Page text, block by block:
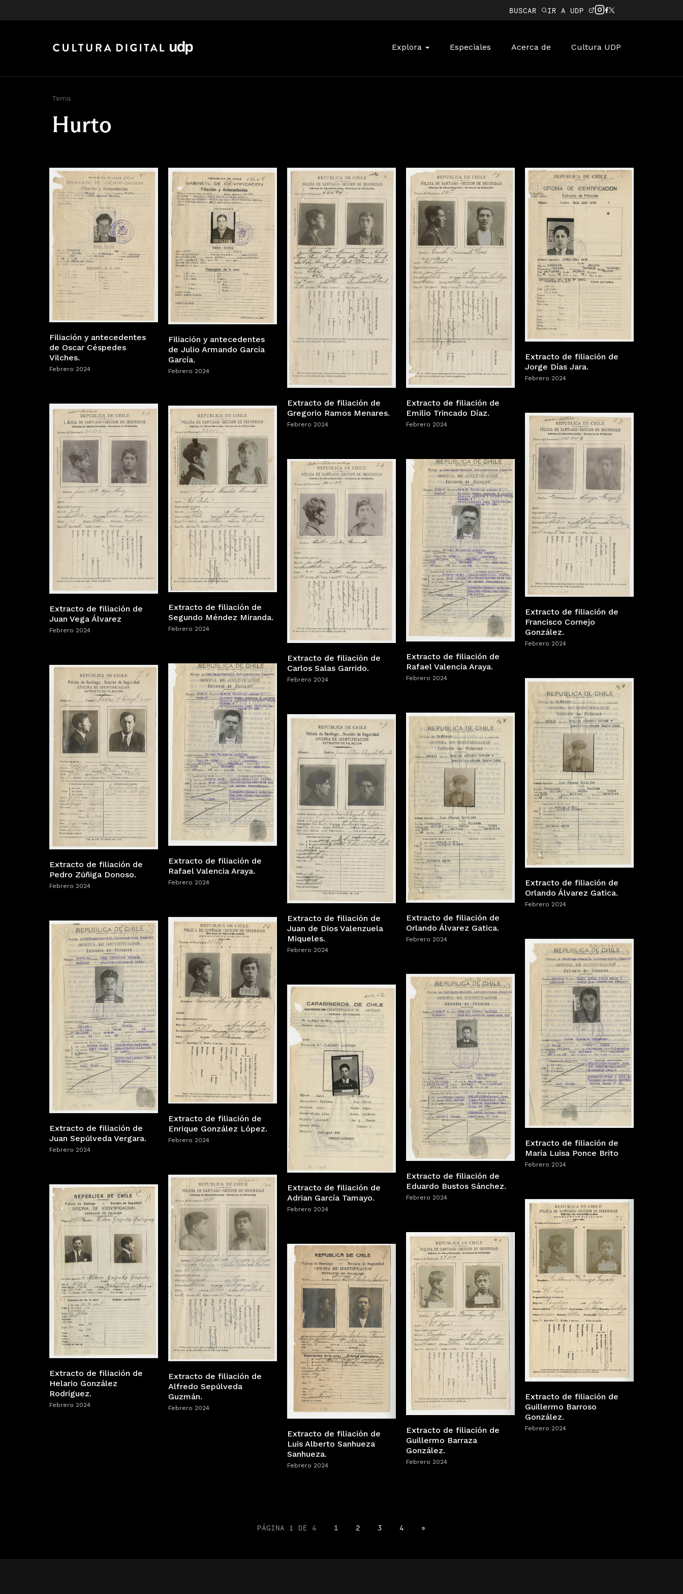
BUSCAR IR A UDP
Explora Especiales Acerca de Cultura UDP
Tema
Hurto
Filiación y antecedentes
de Oscar Céspedes
Vilches.
Febrero 2024
Filiación y antecedentes
de Julio Armando García
García.
Febrero 2024
Extracto de filiación de
Gregorio Ramos Menares.
Febrero 2024
Extracto de filiación de
Emilio Trincado Díaz.
Febrero 2024
Extracto de filiación de
Jorge Días Jara.
Febrero 2024
Extracto de filiación de
Juan Vega Álvarez
Febrero 2024
Extracto de filiación de
Segundo Méndez Miranda.
Febrero 2024
Extracto de filiación de
Francisco Cornejo
González.
Febrero 2024
Extracto de filiación de
Carlos Salas Garrido.
Febrero 2024
Extracto de filiación de
Rafael Valencia Araya.
Febrero 2024
Extracto de filiación de
Rafael Valencia Araya.
Febrero 2024
Extracto de filiación de
Pedro Zúñiga Donoso.
Febrero 2024
Extracto de filiación de
Orlando Álvarez Gatica.
Febrero 2024
Extracto de filiación de
Orlando Álvarez Gatica.
Febrero 2024
Extracto de filiación de
Juan de Dios Valenzuela
Miqueles.
Febrero 2024
Extracto de filiación de
Enrique González López.
Febrero 2024
Extracto de filiación de
Juan Sepúlveda Vergara.
Febrero 2024
Extracto de filiación de
María Luisa Ponce Brito
Febrero 2024
Extracto de filiación de
Eduardo Bustos Sánchez.
Febrero 2024
Extracto de filiación de
Adrian García Tamayo.
Febrero 2024
Extracto de filiación de
Alfredo Sepúlveda
Guzmán.
Febrero 2024
Extracto de filiación de
Helario González
Rodríguez.
Febrero 2024
Extracto de filiación de
Guillermo Barroso
González.
Febrero 2024
Extracto de filiación de
Guillermo Barraza
González.
Febrero 2024
Extracto de filiación de
Luis Alberto Sanhueza
Sanhueza.
Febrero 2024
PÁGINA 1 DE 4 1 2 3 4 »